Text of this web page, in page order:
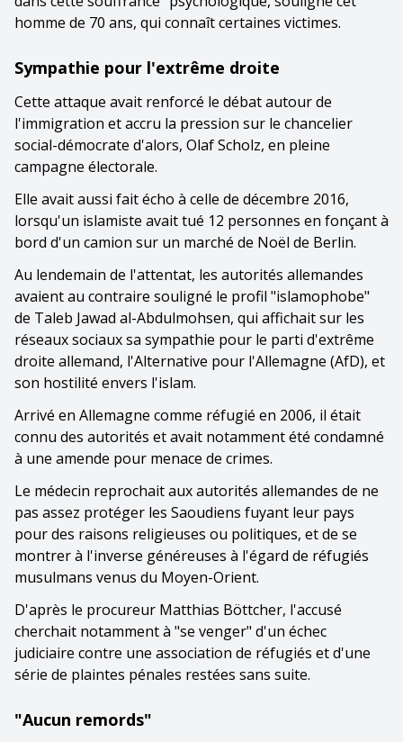
homme de 70 ans, qui connaît certaines victimes.
Sympathie pour l'extrême droite
Cette attaque avait renforcé le débat autour de
l'immigration et accru la pression sur le chancelier
social-démocrate d'alors, Olaf Scholz, en pleine
campagne électorale.
Elle avait aussi fait écho à celle de décembre 2016,
lorsqu'un islamiste avait tué 12 personnes en fonçant à
bord d'un camion sur un marché de Noël de Berlin.
Au lendemain de l'attentat, les autorités allemandes
avaient au contraire souligné le profil "islamophobe"
de Taleb Jawad al-Abdulmohsen, qui affichait sur les
réseaux sociaux sa sympathie pour le parti d'extrême
droite allemand, l'Alternative pour l'Allemagne (AfD), et
son hostilité envers l'islam.
Arrivé en Allemagne comme réfugié en 2006, il était
connu des autorités et avait notamment été condamné
à une amende pour menace de crimes.
Le médecin reprochait aux autorités allemandes de ne
pas assez protéger les Saoudiens fuyant leur pays
pour des raisons religieuses ou politiques, et de se
montrer à l'inverse généreuses à l'égard de réfugiés
musulmans venus du Moyen-Orient.
D'après le procureur Matthias Böttcher, l'accusé
cherchait notamment à "se venger" d'un échec
judiciaire contre une association de réfugiés et d'une
série de plaintes pénales restées sans suite.
"Aucun remords"